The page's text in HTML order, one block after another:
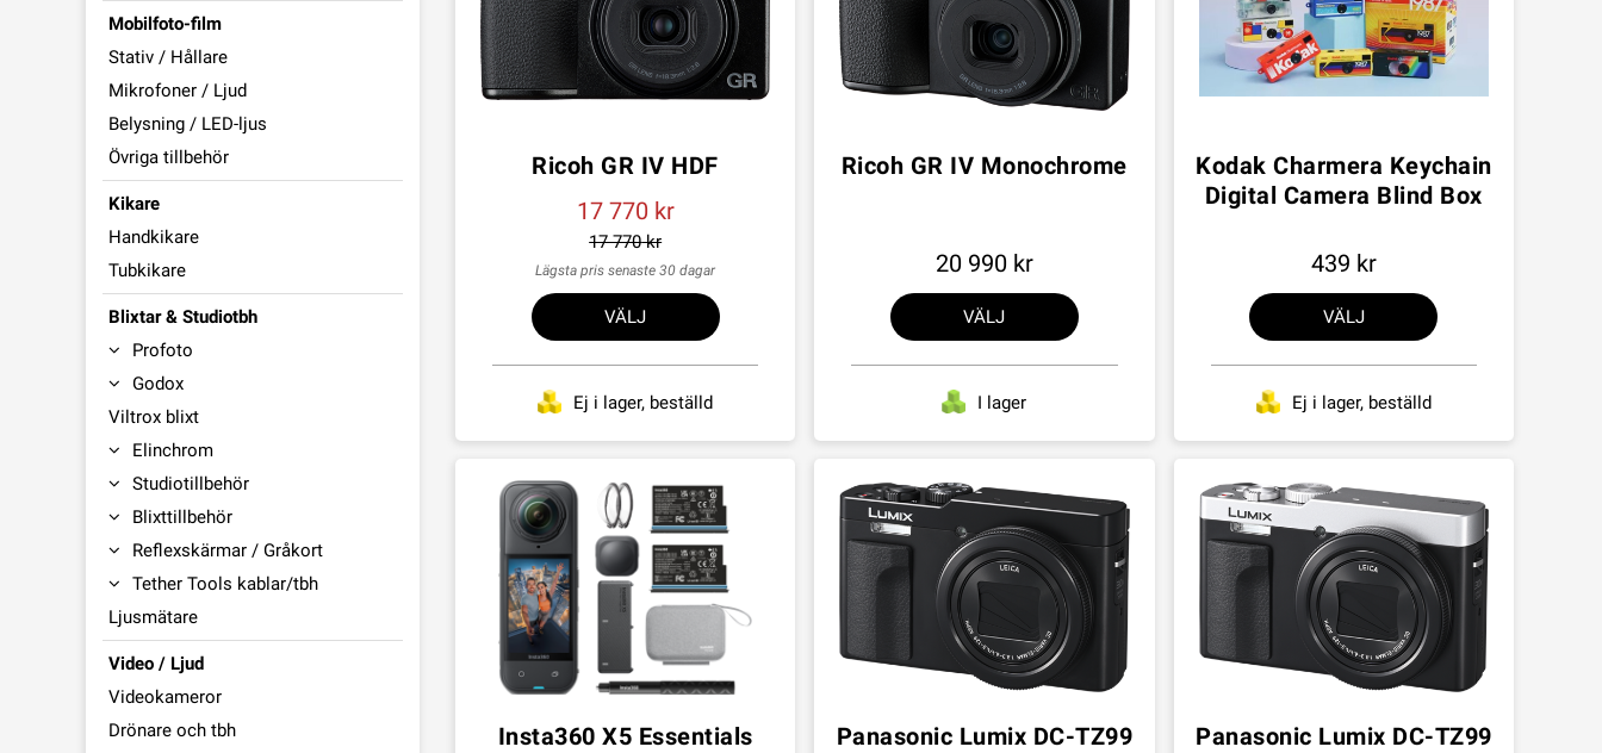
Mobilfoto-film
Stativ / Hållare
Mikrofoner / Ljud
Belysning / LED-ljus
Övriga tillbehör
Kikare
Handkikare
Tubkikare
Blixtar & Studiotbh
Profoto
Godox
Viltrox blixt
Elinchrom
Studiotillbehör
Blixttillbehör
Reflexskärmar / Gråkort
Tether Tools kablar/tbh
Ljusmätare
Video / Ljud
Videokameror
Drönare och tbh
Ricoh GR IV HDF
17 770
17 770
Lägsta pris senaste 30 dagar
VÄLJ
Ej i lager, beställd
Ricoh GR IV Monochrome
20 990
VÄLJ
I lager
Kodak Charmera Keychain
Digital Camera Blind Box
439
VÄLJ
Ej i lager, beställd
Insta360 X5 Essentials
Panasonic Lumix DC-TZ99
Panasonic Lumix DC-TZ99